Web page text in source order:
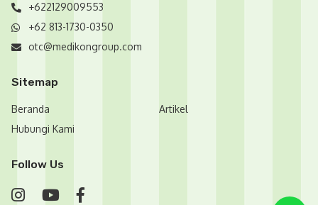
+622129009553
+62 813-1730-0350
otc@medikongroup.com
Sitemap
Beranda
Artikel
Hubungi Kami
Follow Us